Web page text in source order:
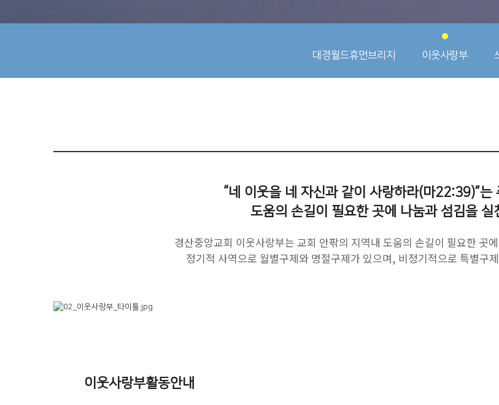
대경월드휴먼브리지 이웃사랑부
“네 이웃을 네 자신과 같이 사랑하라(마22:39)”는
도움의 손길이 필요한 곳에 나눔과 섬김을 실
경산중앙교회 이웃사랑부는 교회 안팎의 지역내 도움의 손길이 필요한 곳
정기적 사역으로 월별구제와 명절구제가 있으며, 비정기적으로 특별구
이웃사랑부활동안내